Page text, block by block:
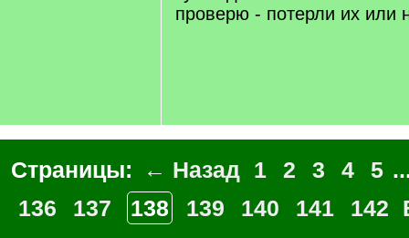
проверю - потерли их или
Страницы: ← Назад 1 2 3 4 5
136
137 138 139 140 141 142